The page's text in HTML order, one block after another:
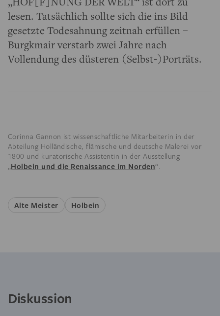
lesen. Tatsächlich sollte sich die ins Bild
gesetzte Todesahnung zeitnah erfüllen –
Burgkmair verstarb zwei Jahre nach
Vollendung des düsteren (Selbst-)Porträts.
Corinna Gannon ist wissenschaftliche Mitarbeiterin in der
Abteilung Holländische, flämische und deutsche Malerei vor
1800 und kuratorische Assistentin in der Ausstellung
„Holbein und die Renaissance im Norden“.
Alte Meister Holbein
Diskussion